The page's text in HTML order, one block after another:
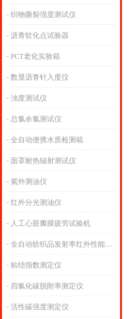
织物撕裂强度测试仪
沥青软化点试验器
PCT老化实验箱
数显沥青针入度仪
浊度测试仪
总氯余氯测试仪
全自动便携水质检测箱
面罩耐热辐射测试仪
紫外测油仪
红外分光测油仪
人工心脏瓣膜疲劳试验机
全自动纺织品发射率红外性能分析
粘结指数测定仪
四氯化碳脱附率测定仪
活性碳强度测定仪